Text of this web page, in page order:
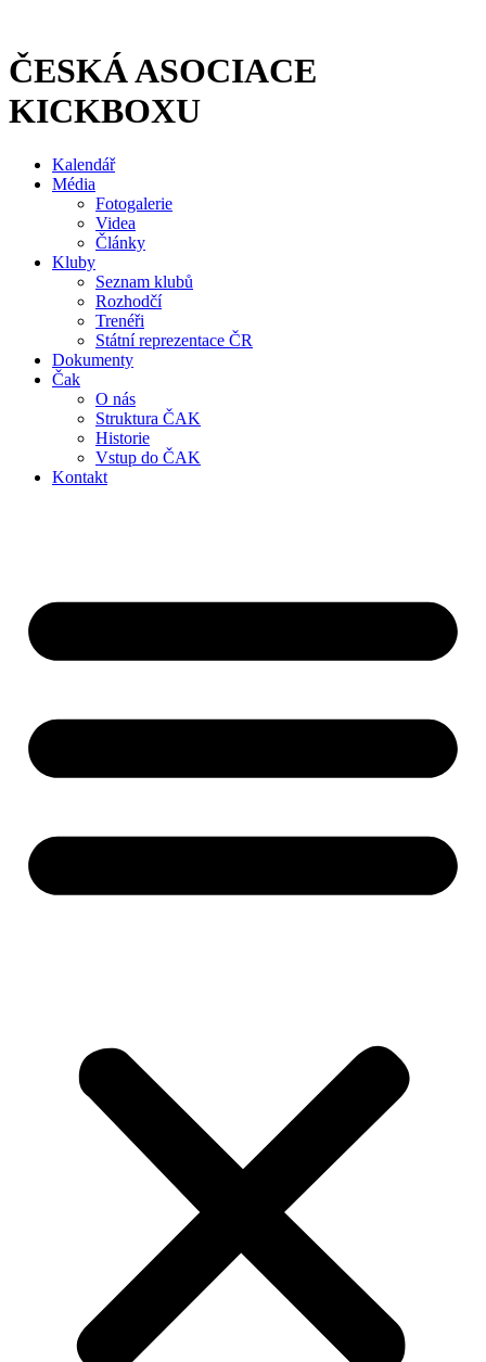
obsahu
ČESKÁ ASOCIACE
KICKBOXU
Kalendář
Média
Fotogalerie
Videa
Články
Kluby
Seznam klubů
Rozhodčí
Trenéři
Státní reprezentace ČR
Dokumenty
Čak
O nás
Struktura ČAK
Historie
Vstup do ČAK
Kontakt